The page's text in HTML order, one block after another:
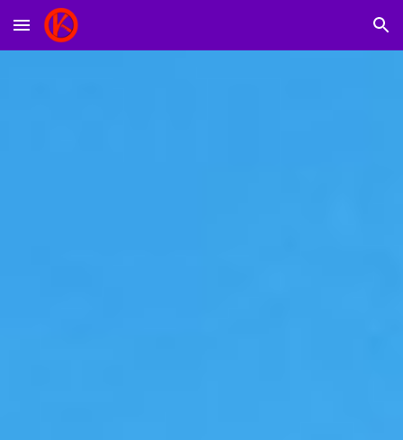
Skip to main content Skip to navigation